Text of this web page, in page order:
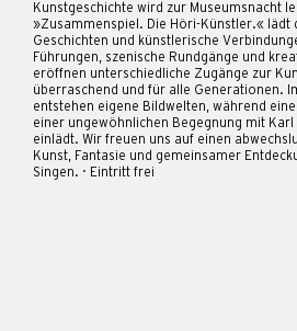
Kunstgeschichte wird zur Museumsnacht
»Zusammenspiel. Die Höri-Künstler.« lädt
Geschichten und künstlerische
Führungen, szenische Rundgänge und
eröffnen unterschiedliche Zugänge zur
überraschend und für alle Generationen.
entstehen eigene Bildwelten, während
einer ungewöhnlichen Begegnung mit Karl
einlädt. Wir freuen uns auf einen
Kunst, Fantasie und gemeinsamer
Singen. · Eintritt frei